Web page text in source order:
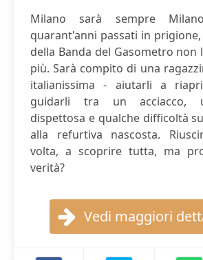
Milano sarà sempre
quarant'anni passati in
della Banda del Gasometro non
più. Sarà compito di una
italianissima - aiutarli a
guidarli tra un acciacco,
dispettosa e qualche difficoltà
alla refurtiva nascosta.
volta, a scoprire tutta, ma
verità?
Vedi maggiori